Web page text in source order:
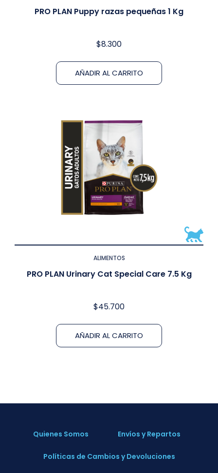
PRO PLAN Puppy razas pequeñas 1 Kg
$8.300
AÑADIR AL CARRITO
ALIMENTOS
PRO PLAN Urinary Cat Special Care 7.5 Kg
$45.700
AÑADIR AL CARRITO
Quienes Somos Envíos y Repartos
Políticas de Cambios y Devoluciones